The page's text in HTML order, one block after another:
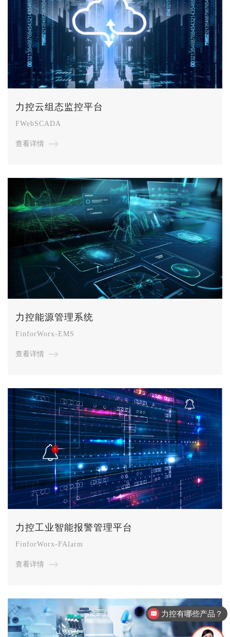
力控云组态监控平台
FWebSCADA
查看详情
力控能源管理系统
FinforWorx-EMS
查看详情
力控工业智能报警管理平台
FinforWorx-FAlarm
查看详情
力控有哪些产品？
产品/方案咨询